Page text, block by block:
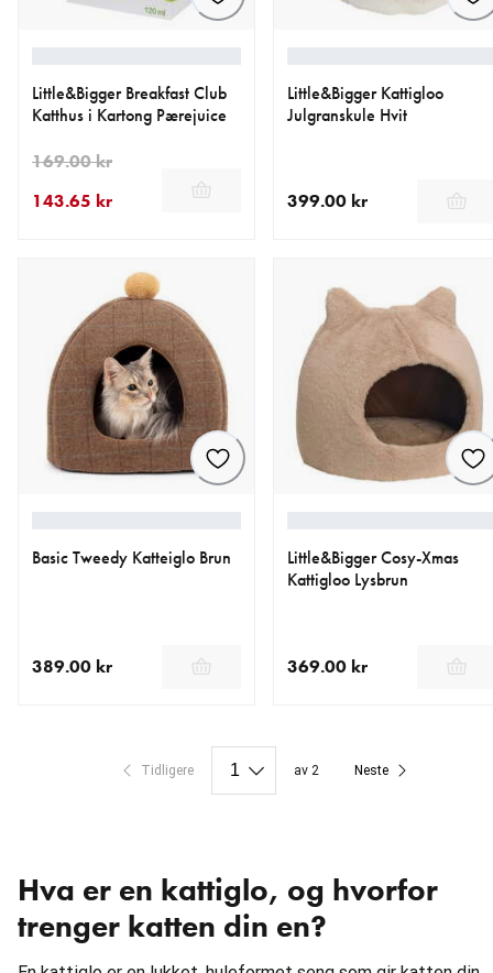
Little&Bigger Breakfast Club
Katthus i Kartong Pærejuice
143.65 kr
169.00 kr
Little&Bigger Kattigloo
Julgranskule Hvit
399.00 kr
Basic Tweedy Katteiglo Brun
389.00 kr
Little&Bigger Cosy-Xmas
Kattigloo Lysbrun
369.00 kr
Tidligere av 2 Neste
Hva er en kattiglo, og hvorfor
trenger katten din en?